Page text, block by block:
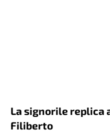
La signorile replica
Filiberto